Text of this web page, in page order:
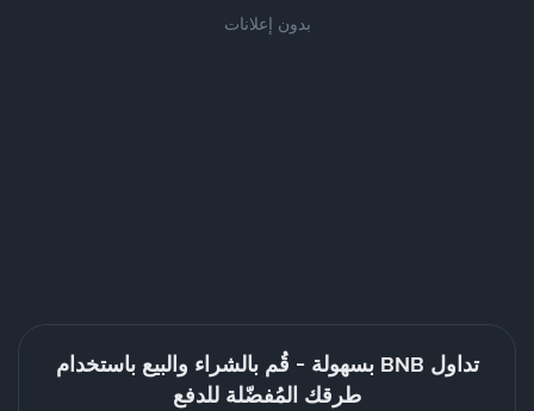
بدون إعلانات
تداول BNB بسهولة - قُم بالشراء والبيع باستخدام
طرقك المُفضّلة للدفع